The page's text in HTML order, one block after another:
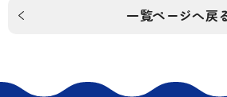
一覧ページへ戻